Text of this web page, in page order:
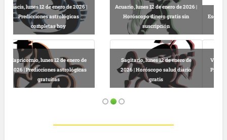
Escorpio, lunes 12 de enero de 2026
| Lectura horóscopo online
Libra, lunes 12 de enero de 2026 |
Horóscopo dinero gratis sin
suscripción
Virgo, lunes 12 de enero de 2026 |
Predicciones astrológicas online
gratis
Leo, lunes 12 de enero de 2026 |
Horóscopo completo diario
gratuito